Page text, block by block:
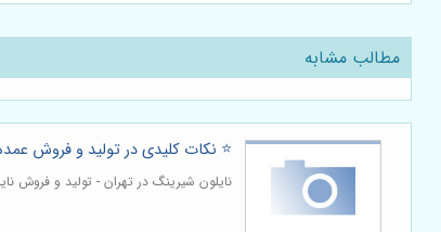
مطالب مشابه
⭐️ نکات کلیدی در تولید و فروش
نایلون شیرینگ در تهران - تولید و فروش